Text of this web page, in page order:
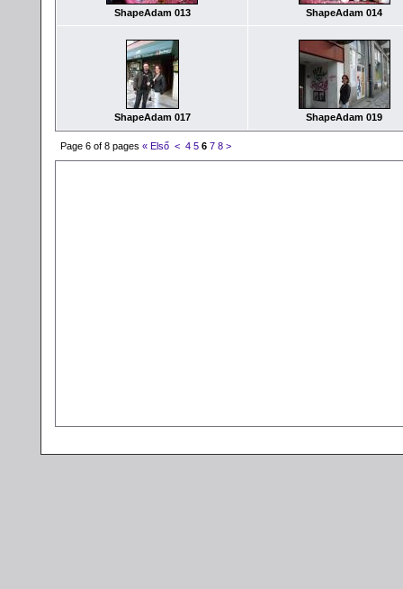
ShapeAdam 013 ShapeAdam 014
ShapeAdam 017 ShapeAdam 019
Page 6 of 8 pages « Első < 4 5 6 7 8 >